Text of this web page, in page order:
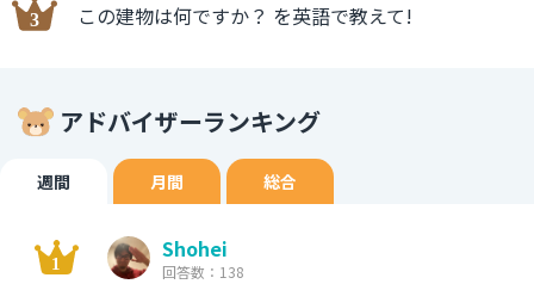
この建物は何ですか？ を英語で教えて!
アドバイザーランキング
週間 月間 総合
Shohei
回答数：138